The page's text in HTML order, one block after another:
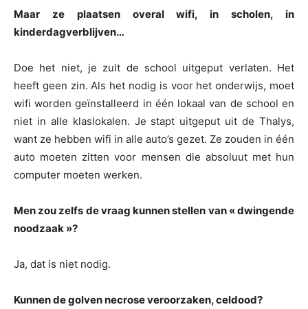
Maar ze plaatsen overal wifi, in scholen, in
kinderdagverblijven…
Doe het niet, je zult de school uitgeput verlaten. Het
heeft geen zin. Als het nodig is voor het onderwijs, moet
wifi worden geïnstalleerd in één lokaal van de school en
niet in alle klaslokalen. Je stapt uitgeput uit de Thalys,
want ze hebben wifi in alle auto’s gezet. Ze zouden in één
auto moeten zitten voor mensen die absoluut met hun
computer moeten werken.
Men zou zelfs de vraag kunnen stellen van « dwingende
noodzaak »?
Ja, dat is niet nodig.
Kunnen de golven necrose veroorzaken, celdood?